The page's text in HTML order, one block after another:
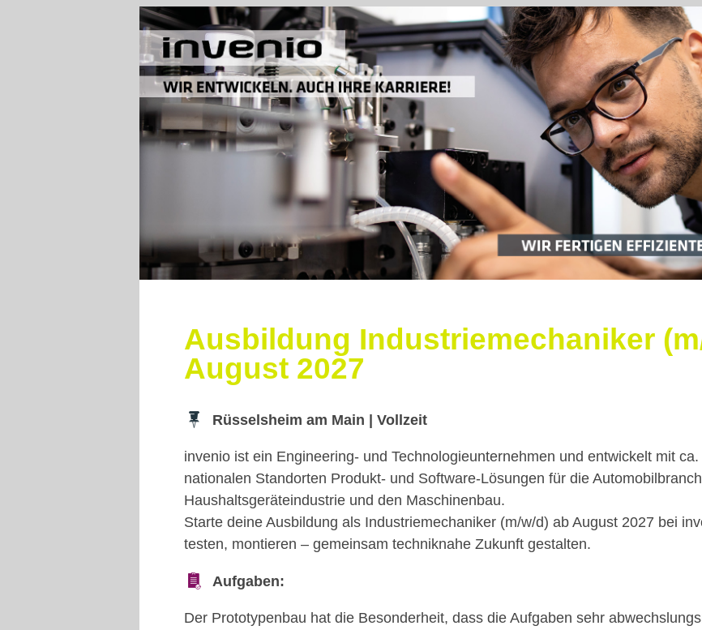
Ausbildung Industriemechaniker
August 2027
Rüsselsheim am Main | Vollzeit
invenio ist ein Engineering- und Technologieunternehmen und entwickelt mit
nationalen Standorten Produkt- und Software-Lösungen für die
Haushaltsgeräteindustrie und den Maschinenbau.
Starte deine Ausbildung als Industriemechaniker (m/w/d) ab August 2027 bei
testen, montieren – gemeinsam techniknahe Zukunft gestalten.
Aufgaben:
Der Prototypenbau hat die Besonderheit, dass die Aufgaben sehr